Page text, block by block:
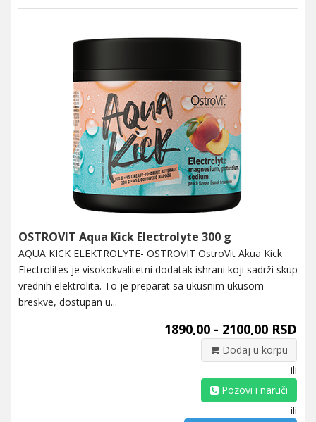
OSTROVIT Aqua Kick Electrolyte 300 g
AQUA KICK ELEKTROLYTE- OSTROVIT OstroVit Akua Kick
Electrolites je visokokvalitetni dodatak ishrani koji sadrži skup
vrednih elektrolita. To je preparat sa ukusnim ukusom
breskve, dostupan u...
1890,00 - 2100,00 RSD
Dodaj u korpu
ili
Pozovi i naruči
ili